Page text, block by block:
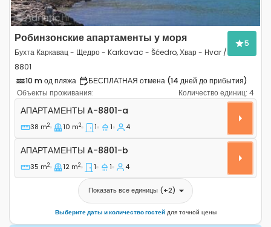
Робинзонские апартаменты у моря
Бухта Каркавац - Щедро - Karkavac - Šćedro, Хвар - Hvar /
8801
5
10 m од пляжа
БЕСПЛАТНАЯ отмена (14 дней до прибытия)
Объекты проживания:
Количество единиц: 4
Однокомнатные апартаменты Бухта Каркавац -
АПАРТАМЕНТЫ A-8801-a
38 m2 10 m2 1 1 4
Апартаменты A-8801-b
АПАРТАМЕНТЫ A-8801-b
35 m2 12 m2 1 1 4
Показать все единицы (+2)
Выберите даты и количество гостейдля точной цены